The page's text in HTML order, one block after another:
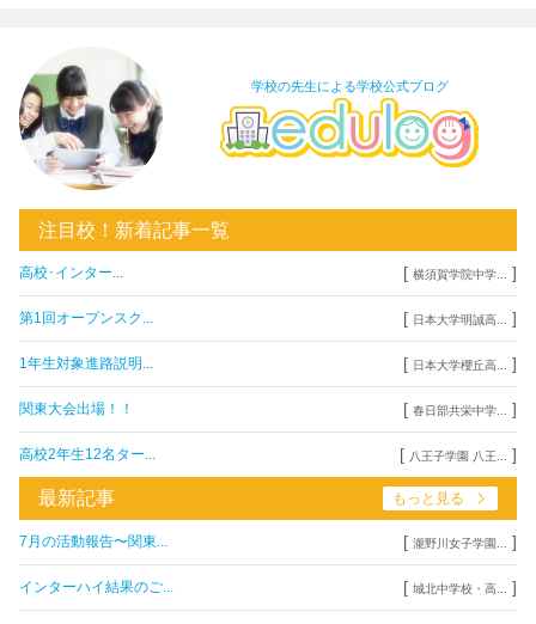
学校の先生による学校公式ブログ
注目校！新着記事一覧
高校･インター... [ 横須賀学院中学... ]
第1回オープンスク... [ 日本大学明誠高... ]
1年生対象進路説明... [ 日本大学櫻丘高... ]
関東大会出場！！ [ 春日部共栄中学... ]
高校2年生12名ター... [ 八王子学園 八王... ]
最新記事 もっと見る
7月の活動報告〜関東... [ 瀧野川女子学園... ]
インターハイ結果のご... [ 城北中学校・高... ]